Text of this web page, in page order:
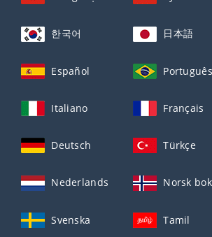
한국어 日本語
Español Português
Italiano Français
Deutsch Türkçe
Nederlands Norsk
Svenska Tamil